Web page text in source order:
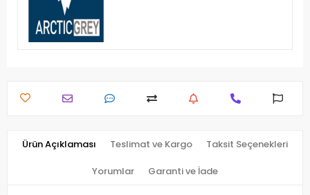
Ürün Açıklaması Teslimat ve Kargo Taksit Seçenekleri
Yorumlar Garanti ve İade